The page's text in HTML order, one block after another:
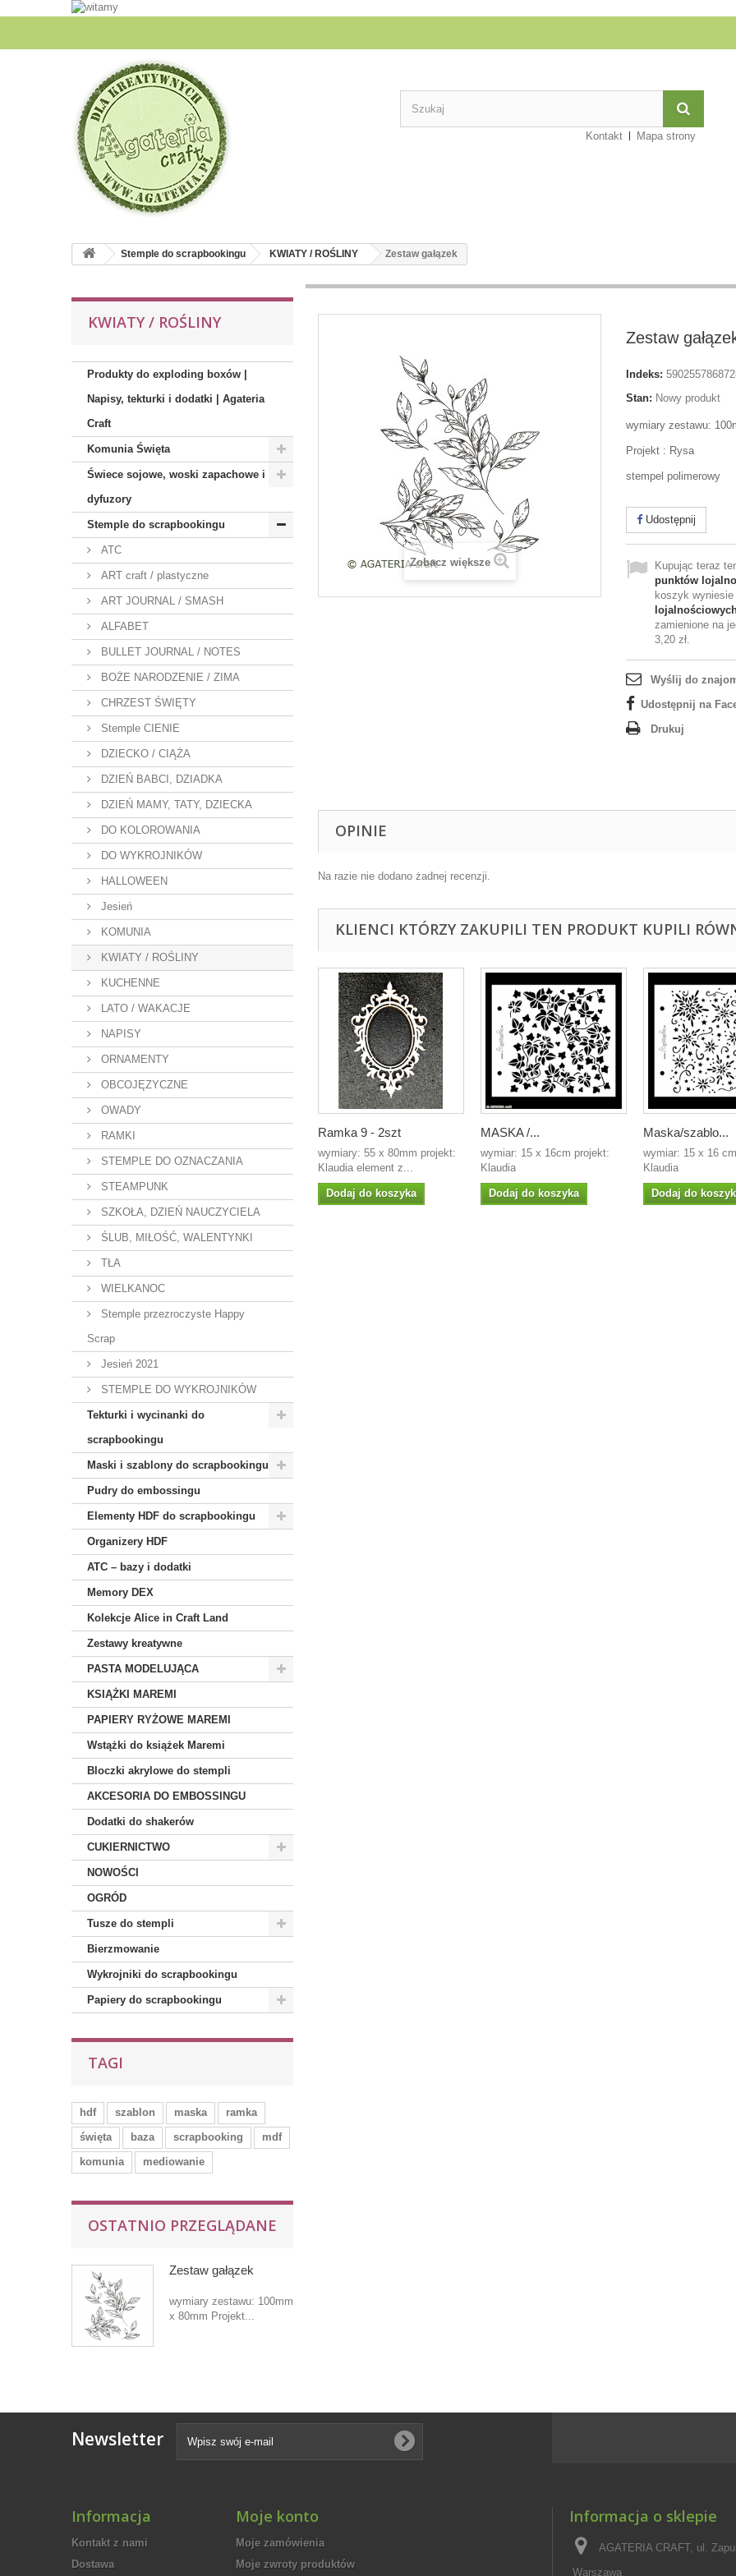
Kontakt Mapa strony
Stemple do scrapbookingu KWIATY / ROŚLINY Zestaw gałązek
KWIATY / ROŚLINY
Produkty do exploding boxów |
Napisy, tekturki i dodatki | Agateria
Craft
Komunia Święta
Świece sojowe, woski zapachowe i
dyfuzory
Stemple do scrapbookingu
ATC
ART craft / plastyczne
ART JOURNAL / SMASH
ALFABET
BULLET JOURNAL / NOTES
BOŻE NARODZENIE / ZIMA
CHRZEST ŚWIĘTY
Stemple CIENIE
DZIECKO / CIĄŻA
DZIEŃ BABCI, DZIADKA
DZIEŃ MAMY, TATY, DZIECKA
DO KOLOROWANIA
DO WYKROJNIKÓW
HALLOWEEN
Jesień
KOMUNIA
KWIATY / ROŚLINY
KUCHENNE
LATO / WAKACJE
NAPISY
ORNAMENTY
OBCOJĘZYCZNE
OWADY
RAMKI
STEMPLE DO OZNACZANIA
STEAMPUNK
SZKOŁA, DZIEŃ NAUCZYCIELA
ŚLUB, MIŁOŚĆ, WALENTYNKI
TŁA
WIELKANOC
Stemple przezroczyste Happy
Scrap
Jesień 2021
STEMPLE DO WYKROJNIKÓW
Tekturki i wycinanki do
scrapbookingu
Maski i szablony do scrapbookingu
Pudry do embossingu
Elementy HDF do scrapbookingu
Organizery HDF
ATC – bazy i dodatki
Memory DEX
Kolekcje Alice in Craft Land
Zestawy kreatywne
PASTA MODELUJĄCA
KSIĄŻKI MAREMI
PAPIERY RYŻOWE MAREMI
Wstążki do książek Maremi
Bloczki akrylowe do stempli
AKCESORIA DO EMBOSSINGU
Dodatki do shakerów
CUKIERNICTWO
NOWOŚCI
OGRÓD
Tusze do stempli
Bierzmowanie
Wykrojniki do scrapbookingu
Papiery do scrapbookingu
TAGI
hdf szablon maska
ramka
święta
baza scrapbooking
mdf
komunia
mediowanie
OSTATNIO PRZEGLĄDANE
Zestaw gałązek
wymiary zestawu: 100mm
x 80mm Projekt...
Zobacz większe
Zestaw
Indeks:
Stan: Nowy produkt
wymiary zestawu:
Projekt : Rysa
stempel polimerowy
Udostępnij
Kupując teraz
punktów
koszyk wyniesie
zamienione na
3,20 zł.
Wyślij do
Udostępnij na
Drukuj
OPINIE
Na razie nie dodano żadnej recenzji.
KLIENCI KTÓRZY ZAKUPILI TEN PRODUKT KUPILI
Ramka 9 - 2szt
wymiary: 55 x 80mm projekt:
Klaudia element z...
Dodaj do koszyka
MASKA /...
wymiar: 15 x 16cm projekt:
Klaudia
Dodaj do koszyka
Maska/szablo...
wymiar: 15 x 16
Klaudia
Dodaj do
Newsletter
Informacja
Kontakt z nami
Dostawa
Moje konto
Moje zamówienia
Moje zwroty produktów
Informacja o sklepie
AGATERIA CRAFT, ul.
Warszawa